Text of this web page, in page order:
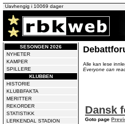
Uavhengig i 10069 dager
SESONGEN 2026
NYHETER
KAMPER
SPILLERE
KLUBBEN
HISTORIE
KLUBBFAKTA
MERITTER
REKORDER
STATISTIKK
LERKENDAL STADION
Alle kan lese
Everyone can
Dansk
Goto page